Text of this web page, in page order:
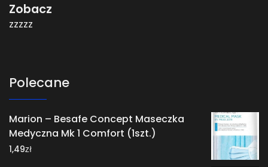
Zobacz
zzzzz
Polecane
Marion – Besafe Concept Maseczka
Medyczna Mk 1 Comfort (1szt.)
1,49zł